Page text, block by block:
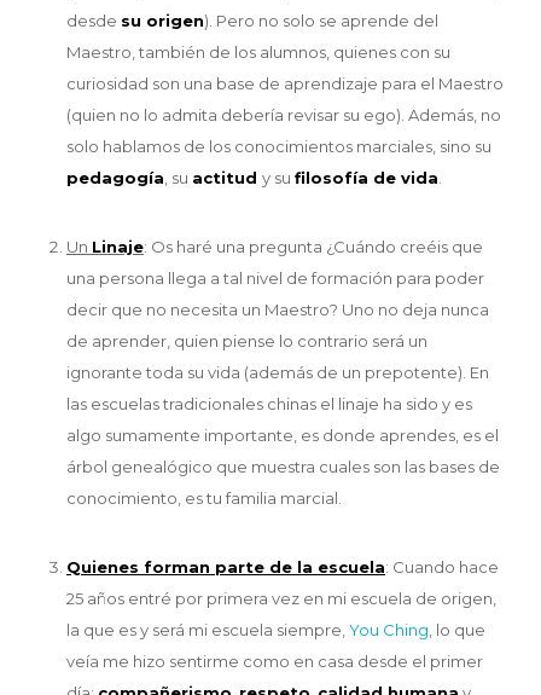
desde su origen). Pero no solo se aprende del
Maestro, también de los alumnos, quienes con su
curiosidad son una base de aprendizaje para el Maestro
(quien no lo admita debería revisar su ego). Además, no
solo hablamos de los conocimientos marciales, sino su
pedagogía , su actitud y su filosofía de vida
Un Linaje: Os haré una pregunta ¿Cuándo creéis que
una persona llega a tal nivel de formación para poder
decir que no necesita un Maestro? Uno no deja nunca
de aprender, quien piense lo contrario será un
ignorante toda su vida (además de un prepotente). En
las escuelas tradicionales chinas el linaje ha sido y es
algo sumamente importante, es donde aprendes, es el
árbol genealógico que muestra cuales son las bases de
conocimiento, es tu familia marcial.
Quienes forman parte de la escuela: Cuando hace
25 años entré por primera vez en mi escuela de origen,
la que es y será mi escuela siempre, You Ching , lo que
veía me hizo sentirme como en casa desde el primer